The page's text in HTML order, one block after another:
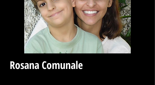
Rosana Comunale